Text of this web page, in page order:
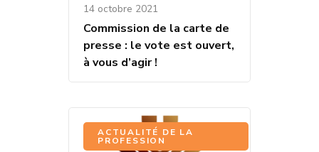
14 octobre 2021
Commission de la carte de
presse : le vote est ouvert,
à vous d’agir !
ACTUALITÉ DE LA
PROFESSION